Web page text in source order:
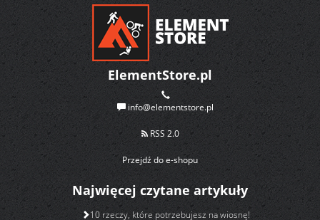
ElementStore.pl
info@elementstore.pl
RSS 2.0
Przejdź do e-shopu
Najwięcej czytane artykuły
10 rzeczy, które potrzebujesz na wiosnę!